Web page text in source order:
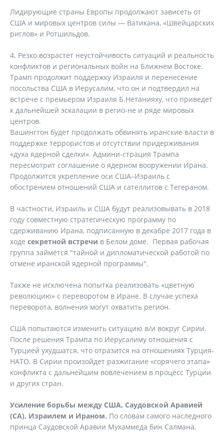
Лидирующие страны Европы продолжают зависеть от
США и мировых центров силы — Ватикана, «Швейцарских
риглов» и Ротшильдов.
Резко возрастет неустойчивость ситуаций и реальность
конфликтов и региональных войн на Ближнем Востоке.
Трамп продолжит поддержку Израиля и перенесение
посольства США в Иерусалим, что он и подтвердил на
встрече с премьером Израиля Б.Нетанияху, что приведет
к дальнейшей эскалации в регио-не и ряде мировых
центров.
Вашингтон будет продолжать обвинять иранские власти в
поддержке террористов и отсутствии придерживания
«духа ядерной сделки». Админи-страция Трампа
пересмотрит соглашение о ядерном вооружении Ирана.
Продолжится укрепление оси США–Израиль с
обострением отношений США и сателлитов с Тегераном.
В частности, Израиль и США будут реализовывать в 2018
году совместную стратегическую программу по
сдерживанию Ирана, подписанную в декабре 2017 года в
ходе секретной встречи в Белом доме. Первая рабочая
группа займётся "тайной и дипломатической работой по
отмене иранской ядерной программы".
Также не исключена попытка реализовать «цветную
революцию» с переворотом в Иране. В случае успеха
переворота, волнения могут охватить регион.
США попытаются изменить ситуацию в/и вокруг Сирии.
После решения Трампа по Иерусалиму отношения с
Турцией ухудшатся, что отразится на отношениях Турция-
НАТО. В Сирии произойдет разжигание «горячего этапа»
конфликта с дальнейшим вовлечением в процесс Турции
и других стран.
Усиление борьбы между США, Саудовской Аравией
(СА), Израилем и Ираном. По словам самого наследного
принца Саудовской Аравии Мухаммеда бин Салмана,